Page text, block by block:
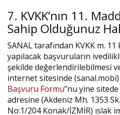
7. KVKK’nın 11.
Sahip Olduğunuz
SANAL tarafından KVKK m. 11
yapılacak başvuruların
şekilde değerlendirilebilmesi
internet sitesinde
Başvuru Formu”nu yine
adresine (Akdeniz Mh. 1353
No:1/204 Konak/İZMİR) ıslak